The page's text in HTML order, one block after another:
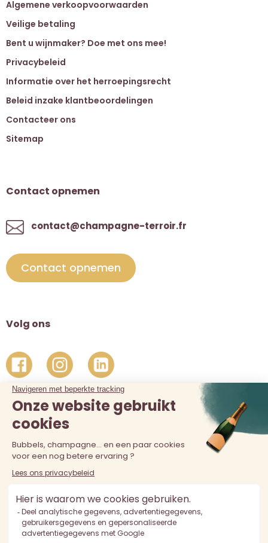
Algemene verkoopvoorwaarden
Veilige betaling
Bent u wijnmaker? Doe met ons mee!
Privacybeleid
Informatie over het herroepingsrecht
Beleid inzake klantbeoordelingen
Contacteer ons
Sitemap
Contact opnemen
contact@champagne-terroir.fr
Contact opnemen
Volg ons
De verkoop van alcohol aan personen jonger dan 18 jaar is
verboden. Alcoholmisbruik is schadelijk voor de gezondheid.